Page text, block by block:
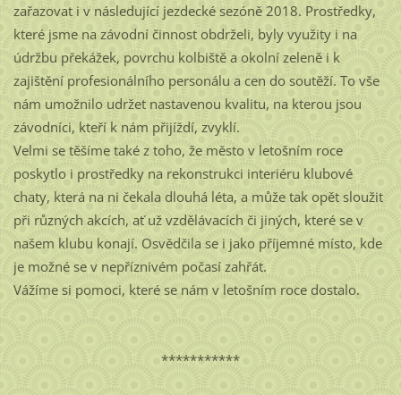
zařazovat i v následující jezdecké sezóně 2018. Prostředky,
které jsme na závodní činnost obdrželi, byly využity i na
údržbu překážek, povrchu kolbiště a okolní zeleně i k
zajištění profesionálního personálu a cen do soutěží. To vše
nám umožnilo udržet nastavenou kvalitu, na kterou jsou
závodníci, kteří k nám přijíždí, zvyklí.
Velmi se těšíme také z toho, že město v letošním roce
poskytlo i prostředky na rekonstrukci interiéru klubové
chaty, která na ni čekala dlouhá léta, a může tak opět sloužit
při různých akcích, ať už vzdělávacích či jiných, které se v
našem klubu konají. Osvědčila se i jako příjemné místo, kde
je možné se v nepříznivém počasí zahřát.
Vážíme si pomoci, které se nám v letošním roce dostalo.
***********